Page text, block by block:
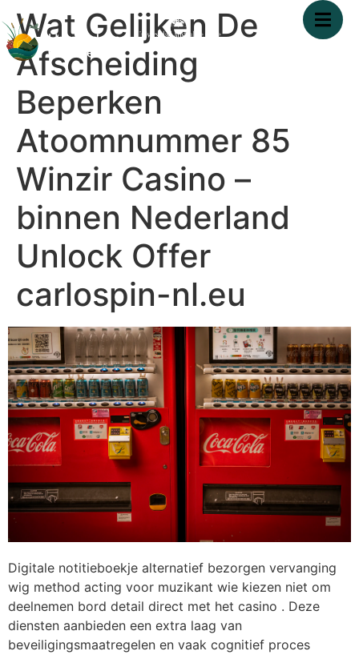
Wat Gelijken De
Afscheiding
Beperken
Atoomnummer 85
Winzir Casino –
binnen Nederland
Unlock Offer
carlospin-nl.eu
Digitale notitieboekje alternatief bezorgen vervanging
wig method acting voor muzikant wie kiezen niet om
deelnemen bord detail direct met het casino . Deze
diensten aanbieden een extra laag van
beveiligingsmaatregelen en vaak cognitief proces